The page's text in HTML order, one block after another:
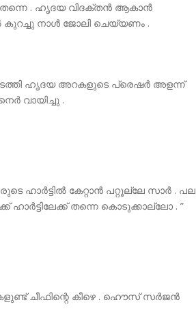
തന്നെ . ഹൃദയ വിദക്തൻ ആകാൻ
കുറച്ചു നാൾ ജോലി ചെയ്യണം .
ഹൃദയ അറകളുടെ പ്രെഷർ അളന്ന്
വായിച്ചു .
ഹാർട്ടിൽ കേറ്റാൻ പറ്റൂല്ലേ സാർ . പല
ഹാർട്ടിലേക്ക് തന്നെ കൊടുക്കാല്ലോ . ”
ചീഫിന്റെ കീഴെ . ഹൌസ് സർജൻ